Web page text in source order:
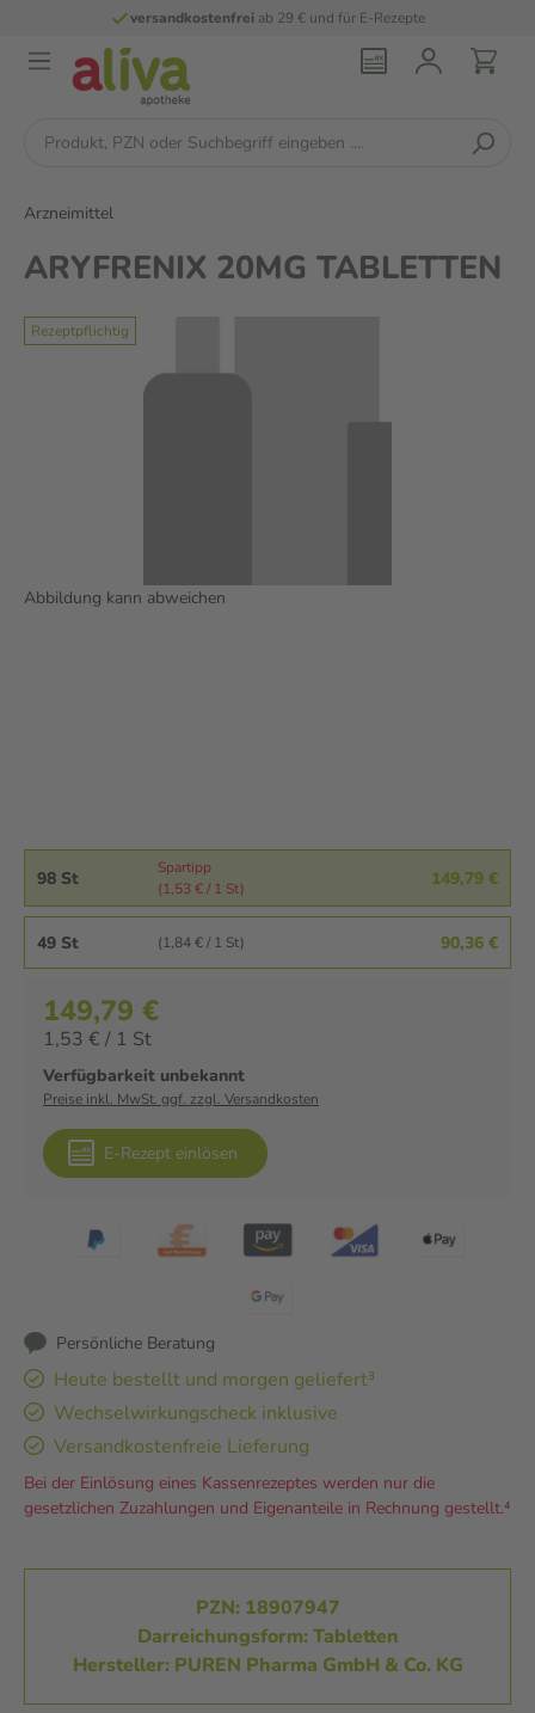
versandkostenfreiab 29 € und für E-Rezepte
Arzneimittel
ARYFRENIX 20MG TABLETTEN
Rezeptpflichtig
Abbildung kann abweichen
98 St
Spartipp
(1,53 € / 1 St)
149,79 €
49 St (1,84 € / 1 St) 90,36 €
149,79 €
1,53 € / 1 St
Verfügbarkeit unbekannt
Preise inkl. MwSt. ggf. zzgl. Versandkosten
E-Rezept einlösen
Persönliche Beratung
Heute bestellt und morgen geliefert³
Wechselwirkungscheck inklusive
Versandkostenfreie Lieferung
Bei der Einlösung eines Kassenrezeptes werden nur die
gesetzlichen Zuzahlungen und Eigenanteile in Rechnung gestellt.⁴
PZN: 18907947
Darreichungsform: Tabletten
Hersteller: PUREN Pharma GmbH & Co. KG